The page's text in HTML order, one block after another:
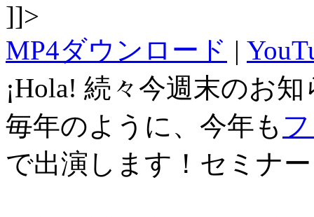
]]>
MP4ダウンロード |
¡Hola! 続々今週末のお
毎年のように、今年も
で出演します！セミナ